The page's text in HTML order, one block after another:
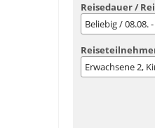
Reisedauer /
Beliebig / 08.08.
Erwachsene2,